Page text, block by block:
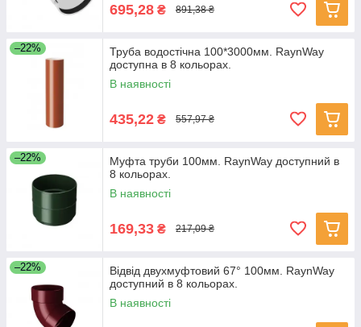
695,28 ₴ 891,38 ₴
–22%
Труба водостічна 100*3000мм. RaynWay
доступна в 8 кольорах.
В наявності
435,22 ₴ 557,97 ₴
–22%
Муфта труби 100мм. RaynWay доступний в
8 кольорах.
В наявності
169,33 ₴ 217,09 ₴
–22%
Відвід двухмуфтовий 67° 100мм. RaynWay
доступний в 8 кольорах.
В наявності